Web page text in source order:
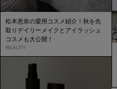
松本恵奈の愛用コスメ紹介！秋を先
取りデイリーメイクとアイラッシュ
コスメも大公開！
BEAUTY